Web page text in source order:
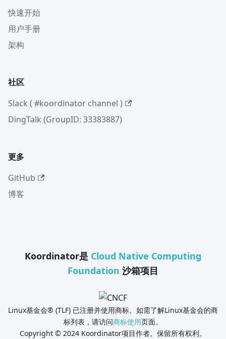
快速开始
用户手册
架构
社区
Slack ( #koordinator channel )
DingTalk (GroupID: 33383887)
更多
GitHub
博客
Koordinator是 Cloud Native Computing
Foundation 沙箱项目
Linux基金会® (TLF) 已注册并使用商标。如需了解Linux基金会的商
标列表，请访问商标使用页面。
Copyright © 2024 Koordinator项目作者。保留所有权利。